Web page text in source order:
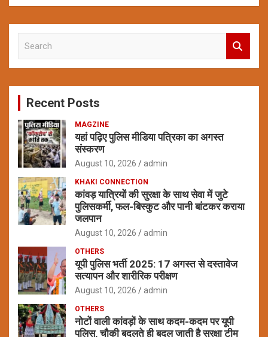
c
Recent Posts
MAGZINE
यहां पढ़िए पुलिस मीडिया पत्रिका का अगस्त
संस्करण
August 10, 2026 admin
KHAKI CONNECTION
कांवड़ यात्रियों की सुरक्षा के साथ सेवा में जुटे
पुलिसकर्मी, फल-बिस्कुट और पानी बांटकर कराया
जलपान
August 10, 2026 admin
OTHERS
यूपी पुलिस भर्ती 2025: 17 अगस्त से दस्तावेज
सत्यापन और शारीरिक परीक्षण
August 10, 2026 admin
OTHERS
नोटों वाली कांवड़ों के साथ कदम-कदम पर यूपी
पुलिस, चौकी बदलते ही बदल जाती है सुरक्षा टीम